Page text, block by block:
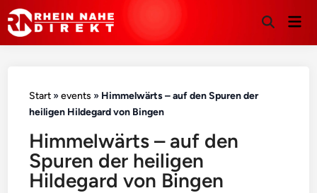
Suche
Start »events » Himmelwärts – auf den Spuren der
heiligen Hildegard von Bingen
Himmelwärts – auf den
Spuren der heiligen
Hildegard von Bingen